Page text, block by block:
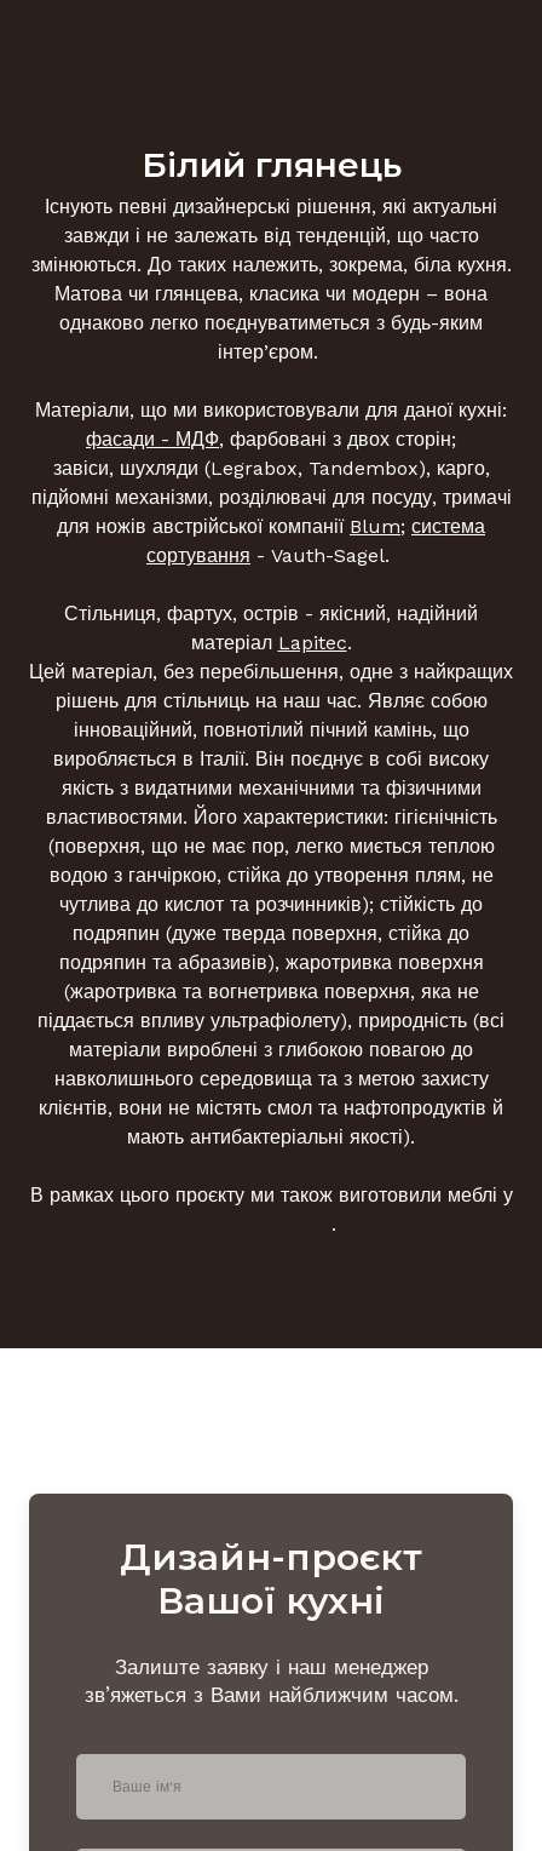
Білий глянець
Існують певні дизайнерські рішення, які актуальні
завжди і не залежать від тенденцій, що часто
змінюються. До таких належить, зокрема, біла кухня.
Матова чи глянцева, класика чи модерн – вона
однаково легко поєднуватиметься з будь-яким
інтер’єром.
Матеріали, що ми використовували для даної кухні:
фасади - МДФ, фарбовані з двох сторін;
завіси, шухляди (Legrabox, Tandembox), карго,
підйомні механізми, розділювачі для посуду, тримачі
для ножів австрійської компанії Blum; система
сортування - Vauth-Sagel.
Стільниця, фартух, острів - якісний, надійний
матеріал Lapitec.
Цей матеріал, без перебільшення, одне з найкращих
рішень для стільниць на наш час. Являє собою
інноваційний, повнотілий пічний камінь, що
виробляється в Італії. Він поєднує в собі високу
якість з видатними механічними та фізичними
властивостями. Його характеристики: гігієнічність
(поверхня, що не має пор, легко миється теплою
водою з ганчіркою, стійка до утворення плям, не
чутлива до кислот та розчинників); стійкість до
подряпин (дуже тверда поверхня, стійка до
подряпин та абразивів), жаротривка поверхня
(жаротривка та вогнетривка поверхня, яка не
піддається впливу ультрафіолету), природність (всі
матеріали вироблені з глибокою повагою до
навколишнього середовища та з метою захисту
клієнтів, вони не містять смол та нафтопродуктів й
мають антибактеріальні якості).
В рамках цього проєкту ми також виготовили меблі у
.
Дизайн-проєкт
Вашої кухні
Залиште заявку і наш менеджер
зв’яжеться з Вами найближчим часом.